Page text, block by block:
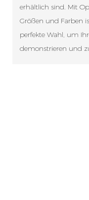
erhältlich sind. Mit
Größen und Farben
perfekte Wahl, um
demonstrieren und